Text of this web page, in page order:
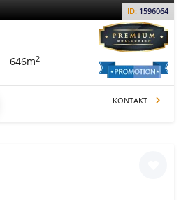
ID: 1596064
646m2
KONTAKT